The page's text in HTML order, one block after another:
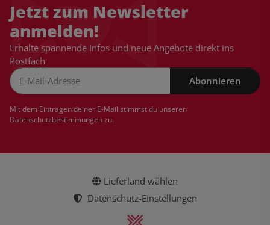
Jetzt zum Newsletter
anmelden!
Erhalte spannende Infos und neue Angebote direkt ins
Postfach
Abonnieren
Mit dem Eintragen deiner E-Mail stimmst du unseren
Datenschutzbestimmungenzu.
Lieferland wählen
Datenschutz-Einstellungen